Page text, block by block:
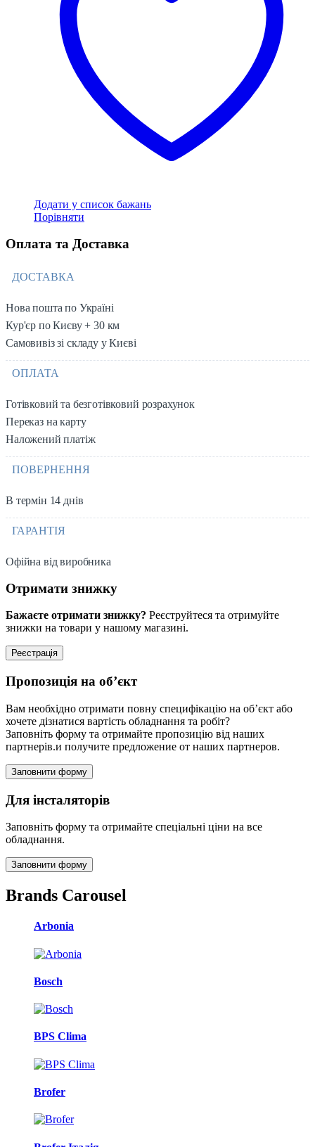
Додати у список бажань
Порівняти
Оплата та Доставка
ДОСТАВКА
Нова пошта по Україні
Кур'єр по Києву + 30 км
Самовивіз зі складу у Києві
ОПЛАТА
Готівковий та безготівковий розрахунок
Переказ на карту
Наложений платіж
ПОВЕРНЕННЯ
В термін 14 днів
ГАРАНТІЯ
Офійна від виробника
Отримати знижку
Бажаєте отримати знижку? Реєструйтеся та отримуйте
знижки на товари у нашому магазині.
Реєстрація
Пропозиція на об’єкт
Вам необхідно отримати повну специфікацію на об’єкт або
хочете дізнатися вартість обладнання та робіт?
Заповніть форму та отримайте пропозицію від наших
партнерів.и получите предложение от наших партнеров.
Заповнити форму
Для інсталяторів
Заповніть форму та отримайте спеціальні ціни на все
обладнання.
Заповнити форму
Brands Carousel
Arbonia
Bosch
BPS Clima
Brofer